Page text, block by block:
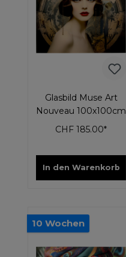
Glasbild Muse Art
Nouveau 100x100cm
CHF 185.00*
In den Warenkorb
10 Wochen